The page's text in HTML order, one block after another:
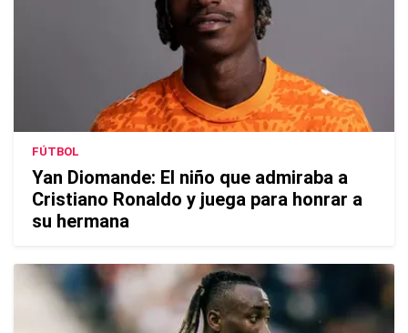
FÚTBOL
Yan Diomande: El niño que admiraba a
Cristiano Ronaldo y juega para honrar a
su hermana